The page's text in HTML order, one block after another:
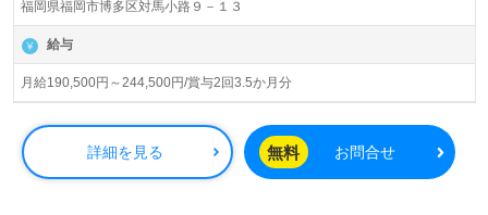
◎『医療/福祉業界で働きたい、自分らしく働きたい、ずっ
と続けられる仕事に就きたい』あなたのこれからを応援し
ます！◎
看護助手や介護職経験がある方はもちろん、これから介護
職を目指される方も幅広く募集します。病院での勤務経験
は問いません。幅広い年代層の職員様が活躍中！先輩職員
様からの温かなサポート、丁寧なOJT、夏季/冬季休暇もう
福岡県福岡市博多区対馬小路９－１３
給与
月給190,500円～244,500円/賞与2回3.5か月分
詳細を見る 無料 お問合せ